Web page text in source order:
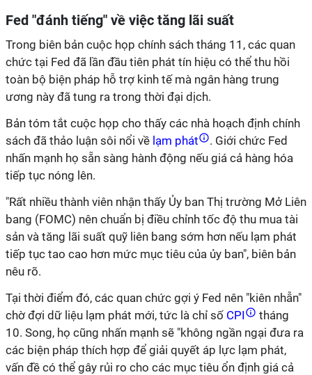
Fed "đánh tiếng" về việc tăng lãi suất
Trong biên bản cuộc họp chính sách tháng 11, các quan
chức tại Fed đã lần đầu tiên phát tín hiệu có thể thu hồi
toàn bộ biện pháp hỗ trợ kinh tế mà ngân hàng trung
ương này đã tung ra trong thời đại dịch.
Bản tóm tắt cuộc họp cho thấy các nhà hoạch định chính
sách đã thảo luận sôi nổi về lạm phát
. Giới chức Fed
nhấn mạnh họ sẵn sàng hành động nếu giá cả hàng hóa
tiếp tục nóng lên.
"Rất nhiều thành viên nhận thấy Ủy ban Thị trường Mở Liên
bang (FOMC) nên chuẩn bị điều chỉnh tốc độ thu mua tài
sản và tăng lãi suất quỹ liên bang sớm hơn nếu lạm phát
tiếp tục tao cao hơn mức mục tiêu của ủy ban", biên bản
nêu rõ.
Tại thời điểm đó, các quan chức gợi ý Fed nên "kiên nhẫn"
chờ đợi dữ liệu lạm phát mới, tức là chỉ số CPI
tháng
10. Song, họ cũng nhấn mạnh sẽ "không ngần ngại đưa ra
các biện pháp thích hợp để giải quyết áp lực lạm phát,
vấn đề có thể gây rủi ro cho các mục tiêu ổn định giá cả